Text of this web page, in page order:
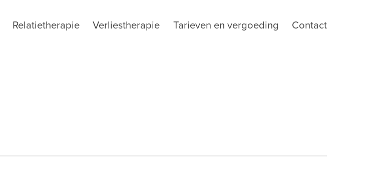
Relatietherapie Verliestherapie Tarieven en vergoeding Contact